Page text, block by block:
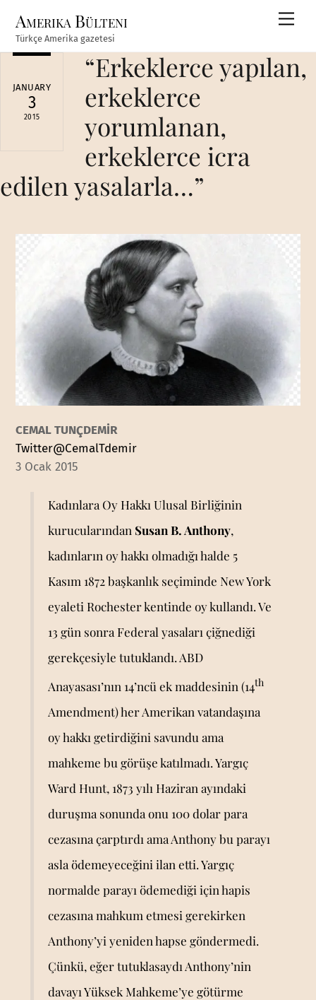
content
Amerika Bülteni
Türkçe Amerika gazetesi
JANUARY
3
2015
“Erkeklerce yapılan,
erkeklerce
yorumlanan,
erkeklerce icra
edilen yasalarla…”
CEMAL TUNÇDEMİR
Twitter@CemalTdemir
3 Ocak 2015
Kadınlara Oy Hakkı Ulusal Birliğinin
kurucularından Susan B. Anthony,
kadınların oy hakkı olmadığı halde 5
Kasım 1872 başkanlık seçiminde New York
eyaleti Rochester kentinde oy kullandı. Ve
13 gün sonra Federal yasaları çiğnediği
gerekçesiyle tutuklandı. ABD
Anayasası’nın 14’ncü ek maddesinin (14th
Amendment) her Amerikan vatandaşına
oy hakkı getirdiğini savundu ama
mahkeme bu görüşe katılmadı. Yargıç
Ward Hunt, 1873 yılı Haziran ayındaki
duruşma sonunda onu 100 dolar para
cezasına çarptırdı ama Anthony bu parayı
asla ödemeyeceğini ilan etti. Yargıç
normalde parayı ödemediği için hapis
cezasına mahkum etmesi gerekirken
Anthony’yi yeniden hapse göndermedi.
Çünkü, eğer tutuklasaydı Anthony’nin
davayı Yüksek Mahkeme’ye götürme